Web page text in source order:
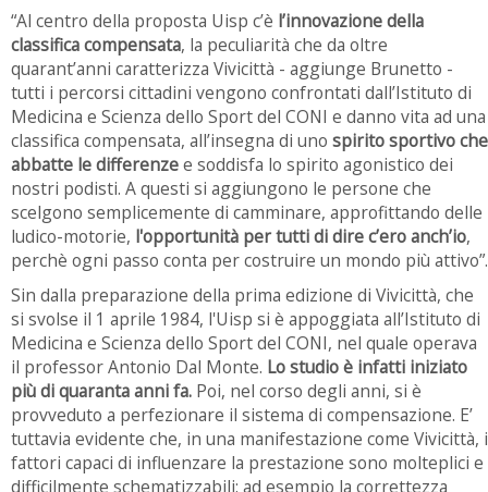
“Al centro della proposta Uisp c’è l’innovazione della
classifica compensata, la peculiarità che da oltre
quarant’anni caratterizza Vivicittà - aggiunge Brunetto -
tutti i percorsi cittadini vengono confrontati dall’Istituto di
Medicina e Scienza dello Sport del CONI e danno vita ad una
classifica compensata, all’insegna di uno spirito sportivo che
abbatte le differenzee soddisfa lo spirito agonistico dei
nostri podisti. A questi si aggiungono le persone che
scelgono semplicemente di camminare, approfittando delle
ludico-motorie, l'opportunità per tutti di dire c’ero anch’io,
perchè ogni passo conta per costruire un mondo più attivo”.
Sin dalla preparazione della prima edizione di Vivicittà, che
si svolse il 1 aprile 1984, l'Uisp si è appoggiata all’Istituto di
Medicina e Scienza dello Sport del CONI, nel quale operava
il professor Antonio Dal Monte. Lo studio è infatti iniziato
più di quaranta anni fa. Poi, nel corso degli anni, si è
provveduto a perfezionare il sistema di compensazione. E’
tuttavia evidente che, in una manifestazione come Vivicittà, i
fattori capaci di influenzare la prestazione sono molteplici e
difficilmente schematizzabili: ad esempio la correttezza